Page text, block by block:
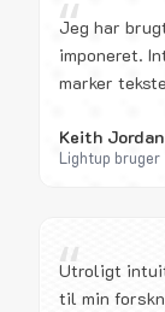
“
Jeg har
imponeret.
marker
Keith Jordan
Lightup bruger
“
Utroligt
til min